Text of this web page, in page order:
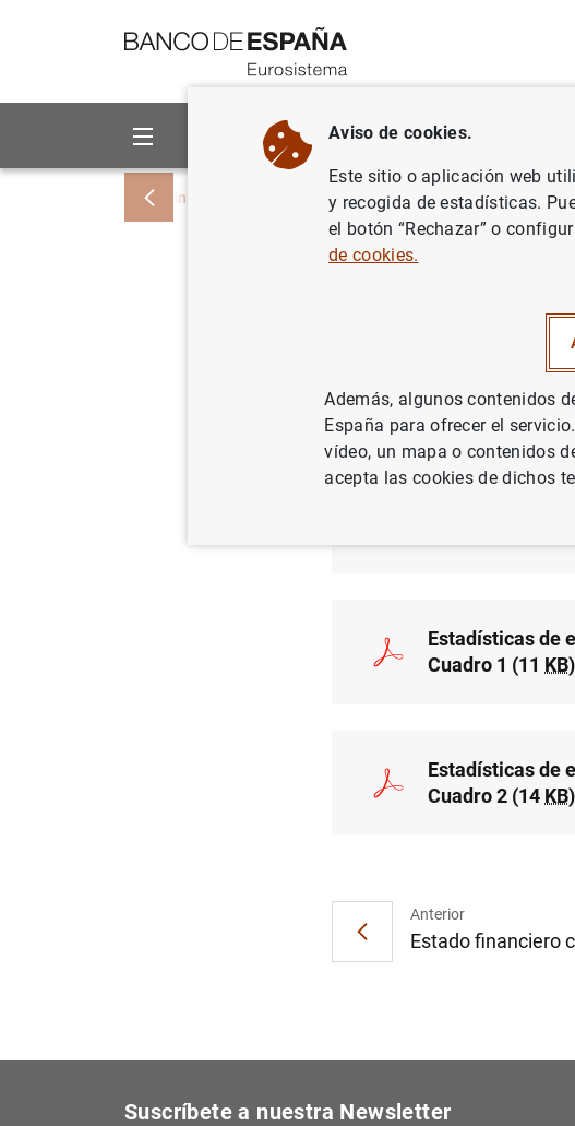
Sobre el Banco Áreas de actuación
Inicio Noticias y eventos Noticias del Banco
del euro: abril
22/06/2001
Estadísticas de
Cuadro 1 (11 KB)
Estadísticas de
Cuadro 2 (14 KB)
Anterior
Estado financiero
Suscríbete a nuestra Newsletter
Aviso de cookies.
Este sitio o aplicación web
y recogida de estadísticas.
el botón “Rechazar” o
de cookies.
Además, algunos contenidos
España para ofrecer el
vídeo, un mapa o contenidos
acepta las cookies de dichos